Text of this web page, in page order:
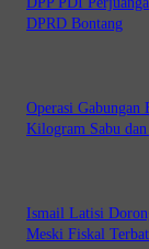
DPRD Bontang
Operasi Gabungan
Kilogram Sabu
Ismail Latisi
Meski Fiskal